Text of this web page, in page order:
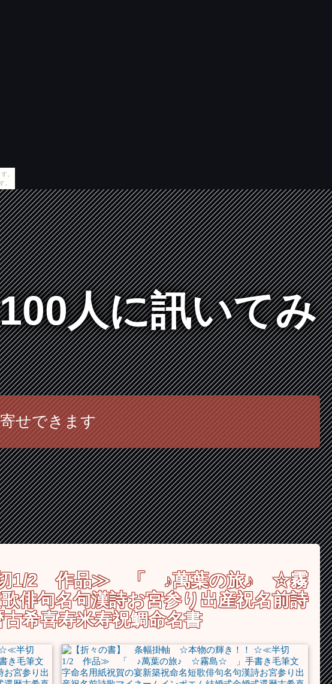
。
。
人に訊いてみ
せできます
切1/2 作品≫ 「 ♪萬葉の旅♪ ☆霧
俳句名句漢詩お宮参り出産祝名前詩
希喜寿米寿祝鯛命名書